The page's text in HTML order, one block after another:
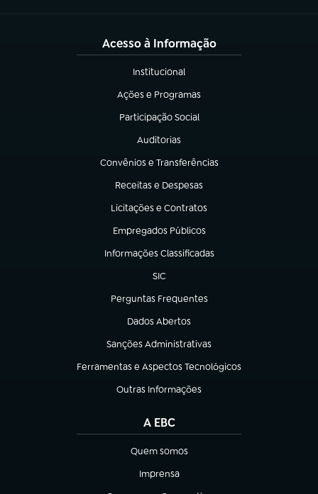
Acesso à Informação
Institucional
(abre em nova aba)
Ações e Programas
(abre em nova aba)
Participação Social
(abre em nova aba)
Auditorias
(abre em nova aba)
Convênios e Transferências
(abre em nova aba)
Receitas e Despesas
(abre em nova aba)
Licitações e Contratos
(abre em nova aba)
Empregados Públicos
(abre em nova aba)
Informações Classificadas
(abre em nova aba)
SIC
(abre em nova aba)
Perguntas Frequentes
(abre em nova aba)
Dados Abertos
(abre em nova aba)
Sanções Administrativas
(abre em nova aba)
Ferramentas e Aspectos Tecnológicos
(abre em nova aba)
Outras Informações
(abre em nova aba)
A EBC
Quem somos
(abre em nova aba)
Imprensa
(abre em nova aba)